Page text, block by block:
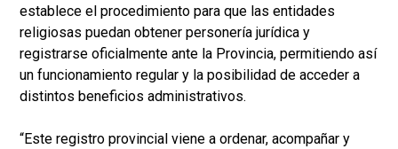
establece el procedimiento para que las entidades
religiosas puedan obtener personería jurídica y
registrarse oficialmente ante la Provincia, permitiendo así
un funcionamiento regular y la posibilidad de acceder a
distintos beneficios administrativos.
“Este registro provincial viene a ordenar, acompañar y